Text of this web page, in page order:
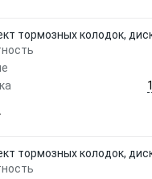
тормозных колодок,
тормозных колодок,